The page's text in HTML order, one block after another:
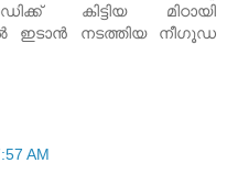
കിട്ടിയ മിഠായി
ഇടാൻ നടത്തിയ നീഗൂ‍ഡ
AM